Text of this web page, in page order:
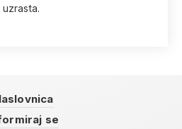
se